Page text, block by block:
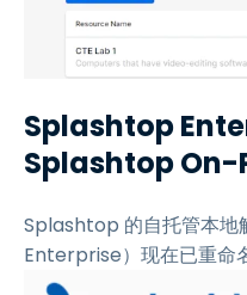
Splashtop
Splashtop On-
Splashtop 的自托管本地
Enterprise）现在已重命